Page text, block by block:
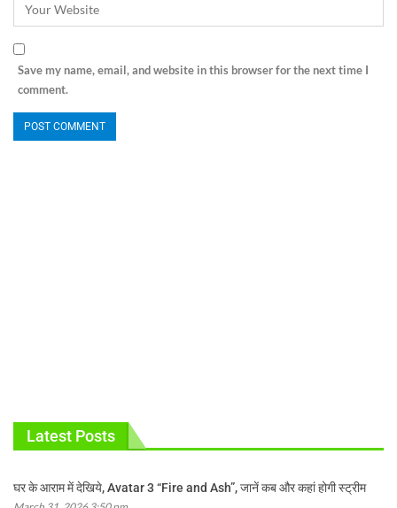
Save my name, email, and website in this browser for the next time I
comment.
Latest Posts
घर के आराम में देखिये, Avatar 3 “Fire and Ash”, जानें कब और कहां होगी स्ट्रीम